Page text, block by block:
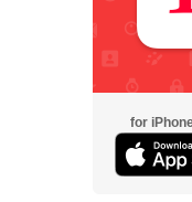
for